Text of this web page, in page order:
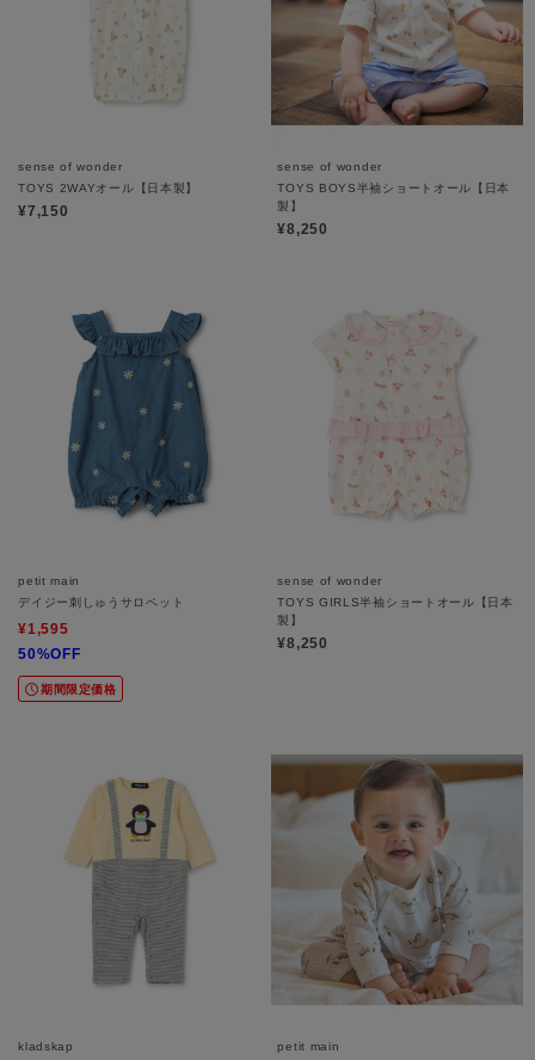
sense of wonder
TOYS 2WAYオール【日本製】
¥7,150
sense of wonder
TOYS BOYS半袖ショートオール【日本
製】
¥8,250
petit main
デイジー刺しゅうサロペット
¥1,595
50%OFF
期間限定価格
sense of wonder
TOYS GIRLS半袖ショートオール【日本
製】
¥8,250
kladskap
petit main